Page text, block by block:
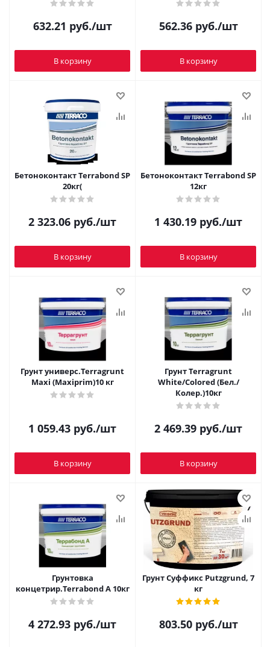
632.21 руб./шт
В корзину
562.36руб./шт
В корзину
Бетоноконтакт Terrabond SP
20кг(
2 323.06 руб./шт
В корзину
Бетоноконтакт Terrabond SP
12кг
1 430.19 руб./шт
В корзину
Грунт универс.Terragrunt
Maxi (Maxiprim)10 кг
1 059.43 руб./шт
В корзину
Грунт Terragrunt
White/Colored (Бел./
Колер.)10кг
2 469.39 руб./шт
В корзину
Грунтовка
концетрир.Terrabond A 10кг
4 272.93 руб./шт
Грунт Суффикс Putzgrund, 7
кг
803.50руб./шт